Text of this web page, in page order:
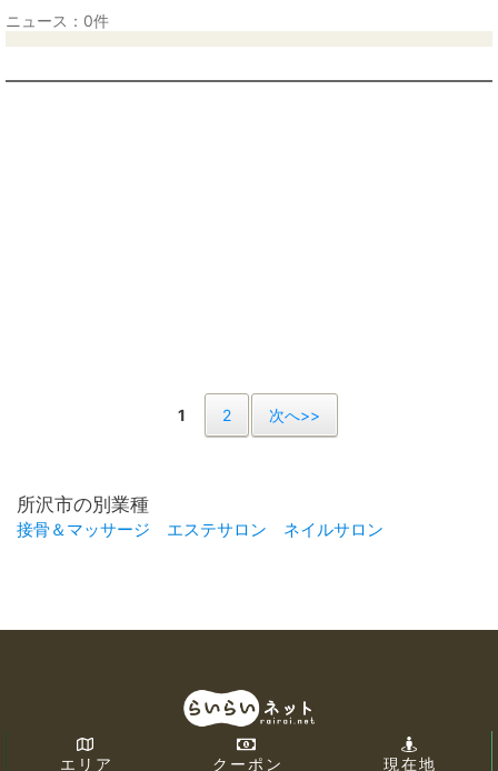
ニュース：0件
1 2 次へ>>
所沢市の別業種
接骨＆マッサージ エステサロン ネイルサロン
エリア クーポン 現在地